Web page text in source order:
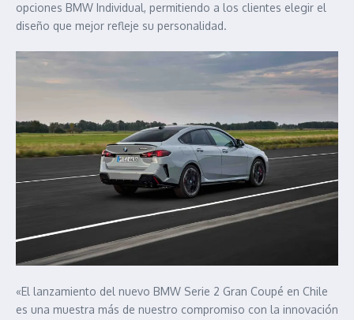
opciones BMW Individual, permitiendo a los clientes elegir el
diseño que mejor refleje su personalidad.
«El lanzamiento del nuevo BMW Serie 2 Gran Coupé en Chile
es una muestra más de nuestro compromiso con la innovación